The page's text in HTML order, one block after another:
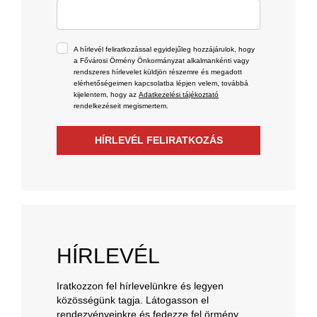
A hírlevél feliratkozással egyidejűleg hozzájárulok, hogy
a Fővárosi Örmény Önkormányzat alkalmankénti vagy
rendszeres hírlevelet küldjön részemre és megadott
elérhetőségeimen kapcsolatba lépjen velem, továbbá
kijelentem, hogy az Adatkezelési tájékoztató
rendelkezéseit megismertem.
HÍRLEVÉL FELIRATKOZÁS
HÍRLEVÉL
Iratkozzon fel hírlevelünkre és legyen
közösségünk tagja. Látogasson el
rendezvényeinkre és fedezze fel örmény